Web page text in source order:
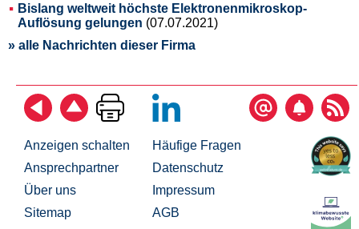
Bislang weltweit höchste Elektronenmikroskop-
Auflösung gelungen (07.07.2021)
» alle Nachrichten dieser Firma
Anzeigen schalten
Ansprechpartner
Über uns
Sitemap
Häufige Fragen
Datenschutz
Impressum
AGB